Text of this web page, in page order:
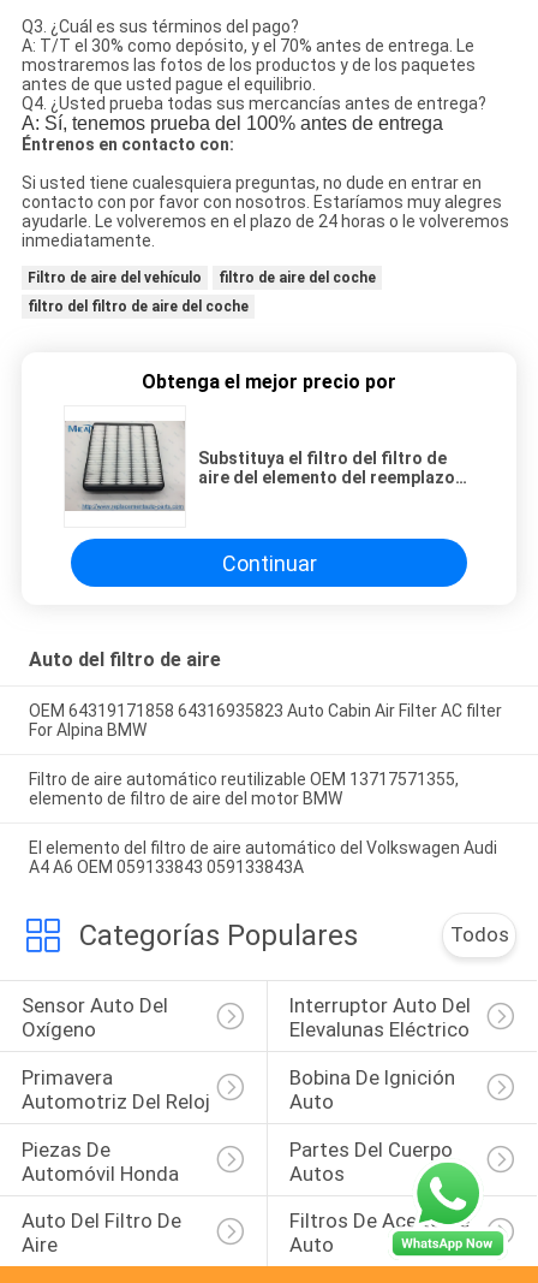
Q3. ¿Cuál es sus términos del pago?
A: T/T el 30% como depósito, y el 70% antes de entrega. Le
mostraremos las fotos de los productos y de los paquetes
antes de que usted pague el equilibrio.
Q4. ¿Usted prueba todas sus mercancías antes de entrega?
A: Sí, tenemos prueba del 100% antes de entrega
Éntrenos en contacto con:
Si usted tiene cualesquiera preguntas, no dude en entrar en
contacto con por favor con nosotros. Estaríamos muy alegres
ayudarle. Le volveremos en el plazo de 24 horas o le volveremos
inmediatamente.
Filtro de aire del vehículo
filtro de aire del coche
filtro del filtro de aire del coche
Obtenga el mejor precio por
Substituya el filtro del filtro de
aire del elemento del reemplazo
Continuar
Auto del filtro de aire
OEM 64319171858 64316935823 Auto Cabin Air Filter AC filter
For Alpina BMW
Filtro de aire automático reutilizable OEM 13717571355,
elemento de filtro de aire del motor BMW
El elemento del filtro de aire automático del Volkswagen Audi
A4 A6 OEM 059133843 059133843A
Categorías Populares Todos
Sensor Auto Del
Oxígeno
Interruptor Auto Del
Elevalunas Eléctrico
Primavera
Automotriz Del Reloj
Bobina De Ignición
Auto
Piezas De
Automóvil Honda
Partes Del Cuerpo
Autos
Auto Del Filtro De
Aire
Filtros De Aceite De
Auto